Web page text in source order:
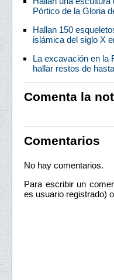
Pórtico de la Gloria
Hallan 150
islámica del siglo X
La excavación en la
hallar restos de
Comenta la
Comentarios
No hay comentarios.
Para escribir un
es usuario registrado) o